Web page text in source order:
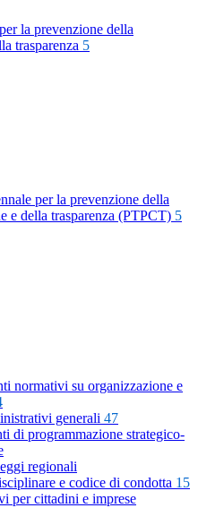
la prevenzione della
trasparenza 5
per la prevenzione della
e della trasparenza (PTPCT) 5
normativi su organizzazione e
generali 47
di programmazione strategico-
regionali
e codice di condotta 15
per cittadini e imprese